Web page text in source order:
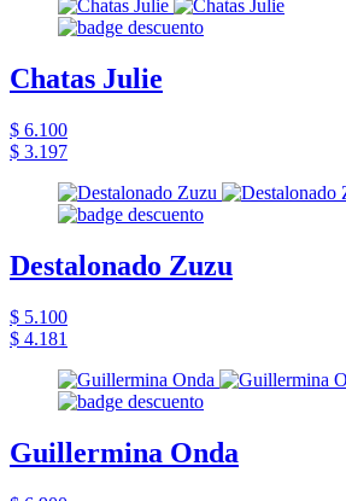
Chatas Julie
$ 6.100
$ 3.197
Destalonado Zuzu
$ 5.100
$ 4.181
Guillermina Onda